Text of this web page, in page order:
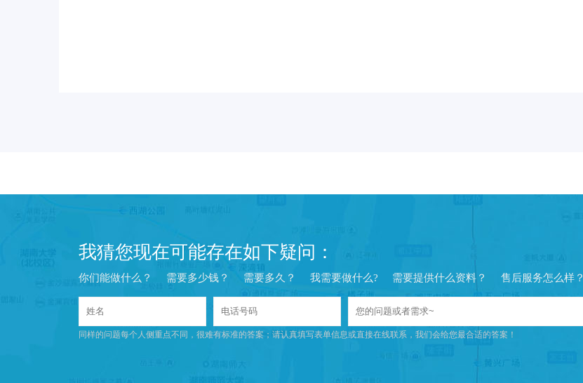
我猜您现在可能存在如下疑问：
你们能做什么？ 需要多少钱？ 需要多久？ 我需要做什么? 需要提供什么资料？ 售后服务怎么样？
同样的问题每个人侧重点不同，很难有标准的答案；请认真填写表单信息或直接在线联系，我们会给您最合适的答案！